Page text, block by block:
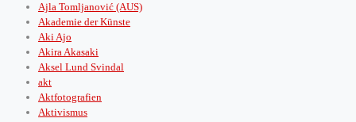
Ajla Tomljanović (AUS)
Akademie der Künste
Aki Ajo
Akira Akasaki
Aksel Lund Svindal
akt
Aktfotografien
Aktivismus